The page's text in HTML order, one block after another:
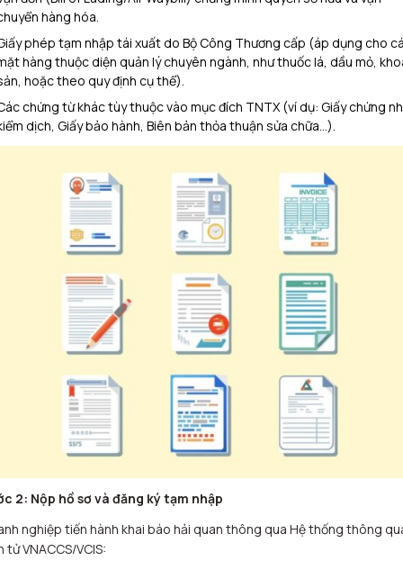
hàng hóa.
phép tạm nhập tái xuất do Bộ Công Thương cấp (áp dụng cho
hàng thuộc diện quản lý chuyên ngành, như thuốc lá, dầu mỏ,
hoặc theo quy định cụ thể).
chứng từ khác tùy thuộc vào mục đích TNTX (ví dụ: Giấy chứng
dịch, Giấy bảo hành, Biên bản thỏa thuận sửa chữa…).
2: Nộp hồ sơ và đăng ký tạm nhập
nghiệp tiến hành khai báo hải quan thông qua Hệ thống thông
tử VNACCS/VCIS: